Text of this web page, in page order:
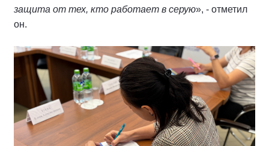
защита от тех, кто работает в серую», - отметил
он.